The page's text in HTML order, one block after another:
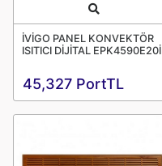
Quick View
İVİGO PANEL KONVEKTÖR
ISITICI DİJİTAL EPK4590E20İ
45,327 PortTL